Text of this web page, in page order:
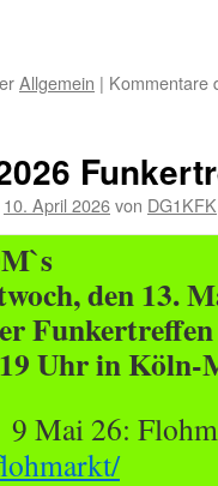
Allgemein | Kommentare
10. April 2026von DG1KFK
den 13.
Funkertreffen
Uhr in Köln-
Mai 26: